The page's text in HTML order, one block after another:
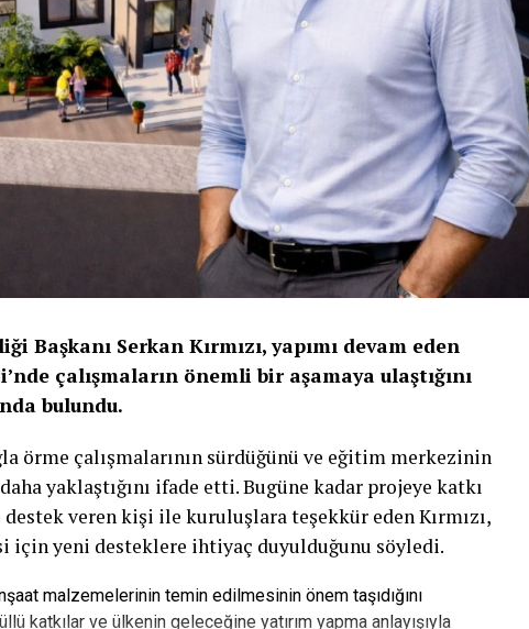
Serkan Kırmızı, yapımı devam eden
çalışmaların önemli bir aşamaya ulaştığını
bulundu.
örme çalışmalarının sürdüğünü ve eğitim merkezinin
yaklaştığını ifade etti. Bugüne kadar projeye katkı
veren kişi ile kuruluşlara teşekkür eden Kırmızı,
için yeni desteklere ihtiyaç duyulduğunu söyledi.
malzemelerinin temin edilmesinin önem taşıdığını
katkılar ve ülkenin geleceğine yatırım yapma anlayışıyla